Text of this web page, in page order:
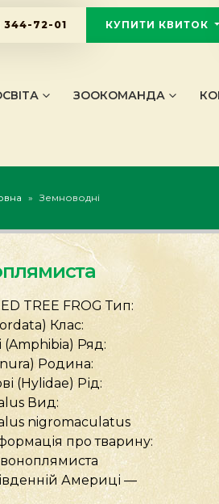
344-72-01 КУПИТИ КВИТОК
ЗООКОМАНДА
» Земноводні
TREE FROG Тип:
Клас:
Ряд:
Родина:
(Hylidae) Рід:
Вид:
nigromaculatus
про тварину:
Америці —